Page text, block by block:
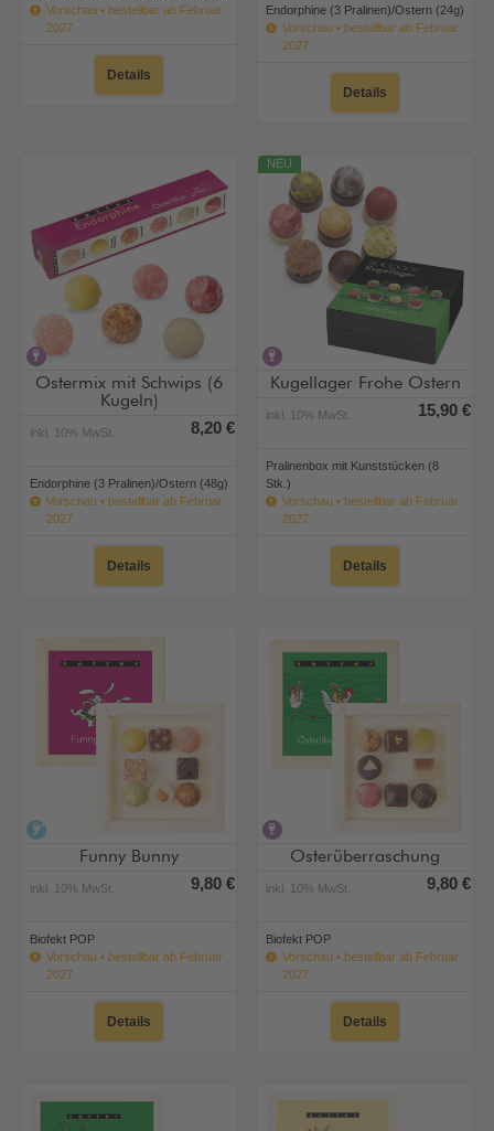
Vorschau • bestellbar ab Februar
2027
Details
Endorphine (3 Pralinen)/Ostern (24g)
Vorschau • bestellbar ab Februar
2027
Details
alkoholhaltig
Ostermix mit Schwips (6
Kugeln)
inkl. 10% MwSt. 8,20 €
Endorphine (3 Pralinen)/Ostern (48g)
Vorschau • bestellbar ab Februar
2027
Details
NEU
alkoholhaltig
Kugellager Frohe Ostern
inkl. 10% MwSt. 15,90 €
Pralinenbox mit Kunststücken (8
Stk.)
Vorschau • bestellbar ab Februar
2027
Details
Funny Bunny
inkl. 10% MwSt. 9,80 €
Biofekt POP
Vorschau • bestellbar ab Februar
2027
Details
Osterüberraschung
inkl. 10% MwSt. 9,80 €
Biofekt POP
Vorschau • bestellbar ab Februar
2027
Details